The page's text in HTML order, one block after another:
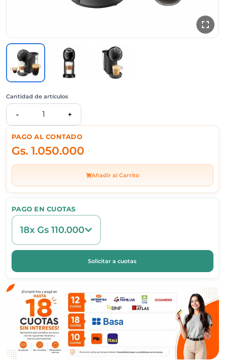
PAGO AL CONTADO
Gs. 1.050.000
Añadir al Carrito
PAGO EN CUOTAS
18x Gs 110.000
Solicitar a cuotas
Cantidad de artículos
- 1 +